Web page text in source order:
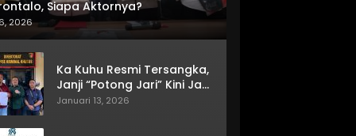
Siapa Aktornya?
2026
Ka Kuhu Resmi Tersangka,
Janji “Potong Jari” Kini Jadi
Bumerang
Januari 13, 2026